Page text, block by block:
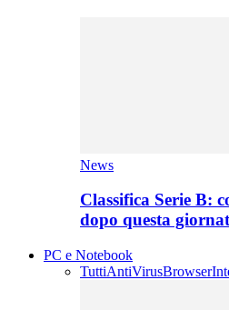
News
Classifica Serie B:
dopo questa
PC e Notebook
TuttiAntiVirusBrowser